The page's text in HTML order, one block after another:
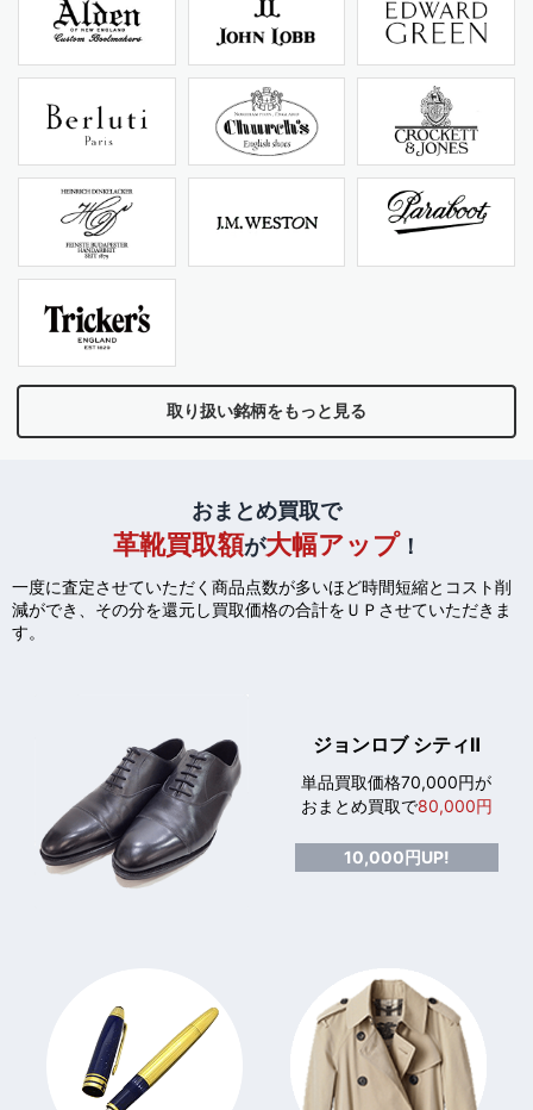
取り扱い銘柄をもっと見る
おまとめ買取で
革靴買取額が大幅アップ！
一度に査定させていただく商品点数が多いほど時間短縮とコスト削
減ができ、 その分を還元し買取価格の合計をＵＰさせていただきま
す。
ジョンロブ シティⅡ
単品買取価格70,000円が
おまとめ買取で80,000円
10,000円UP!